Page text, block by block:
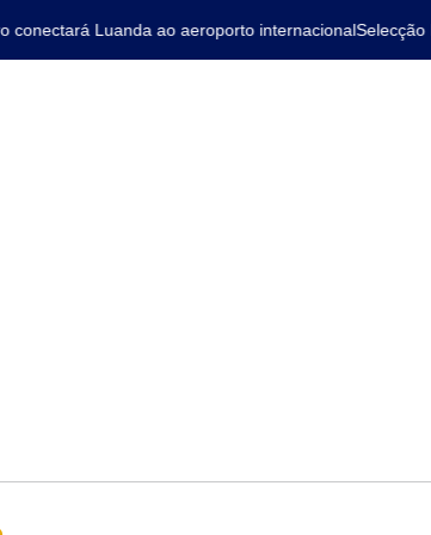
Luanda ao aeroporto internacionalSelecção